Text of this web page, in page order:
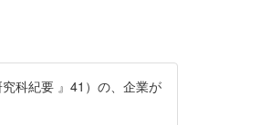
科紀要 』41）の、企業が